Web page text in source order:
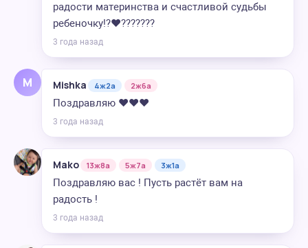
радости материнства и счастливой судьбы
ребеночку!?❤️???????
3 года назад
M Mishka 4ж2а 2ж6а
Поздравляю ♥️♥️♥️
3 года назад
Mako 13ж8а 5ж7а 3ж1а
Поздравляю вас ! Пусть растёт вам на
радость !
3 года назад